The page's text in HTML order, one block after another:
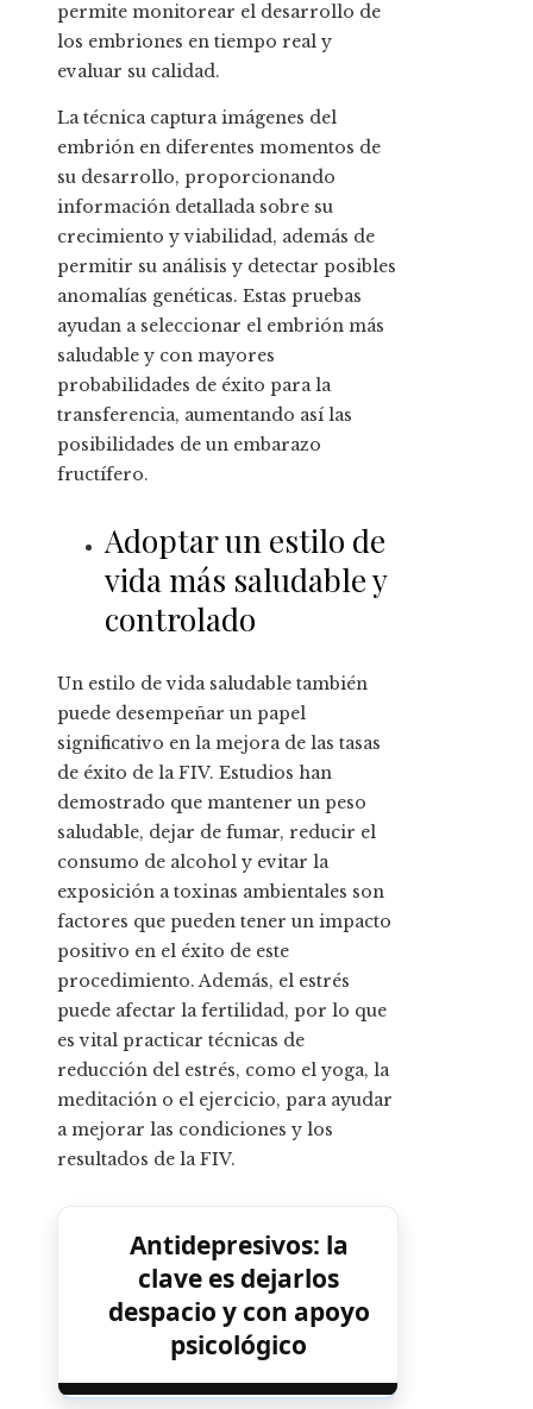
permite monitorear el desarrollo de
los embriones en tiempo real y
evaluar su calidad.
La técnica captura imágenes del
embrión en diferentes momentos de
su desarrollo, proporcionando
información detallada sobre su
crecimiento y viabilidad, además de
permitir su análisis y detectar posibles
anomalías genéticas. Estas pruebas
ayudan a seleccionar el embrión más
saludable y con mayores
probabilidades de éxito para la
transferencia, aumentando así las
posibilidades de un embarazo
fructífero.
Adoptar un estilo de
vida más saludable y
controlado
Un estilo de vida saludable también
puede desempeñar un papel
significativo en la mejora de las tasas
de éxito de la FIV. Estudios han
demostrado que mantener un peso
saludable, dejar de fumar, reducir el
consumo de alcohol y evitar la
exposición a toxinas ambientales son
factores que pueden tener un impacto
positivo en el éxito de este
procedimiento. Además, el estrés
puede afectar la fertilidad, por lo que
es vital practicar técnicas de
reducción del estrés, como el yoga, la
meditación o el ejercicio, para ayudar
a mejorar las condiciones y los
resultados de la FIV.
Antidepresivos: la
clave es dejarlos
despacio y con apoyo
psicológico